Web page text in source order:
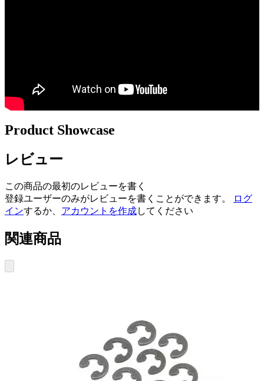
Product Showcase
レビュー
この商品の最初のレビューを書く
登録ユーザーのみがレビューを書くことができます。
ログ
インするか、 アカウントを作成してください
関連商品